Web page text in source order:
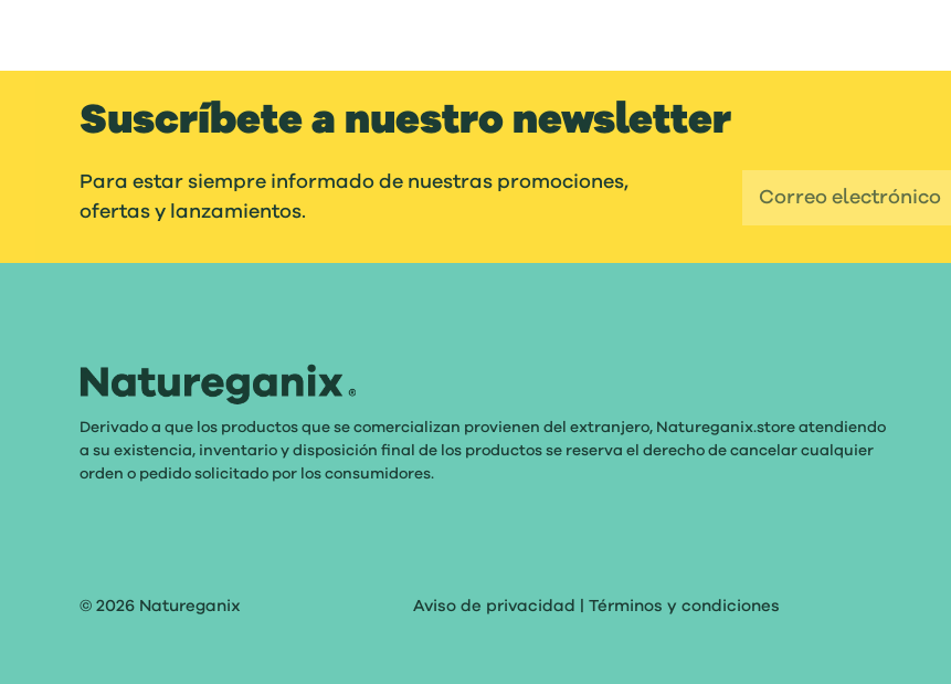
Suscríbete a nuestro newsletter
Para estar siempre informado de nuestras promociones,
ofertas y lanzamientos.
Derivado a que los productos que se comercializan provienen del extranjero, Natureganix.store atendiendo
a su existencia, inventario y disposición final de los productos se reserva el derecho de cancelar cualquier
orden o pedido solicitado por los consumidores.
© 2026 Natureganix Aviso de privacidad Términos y condiciones